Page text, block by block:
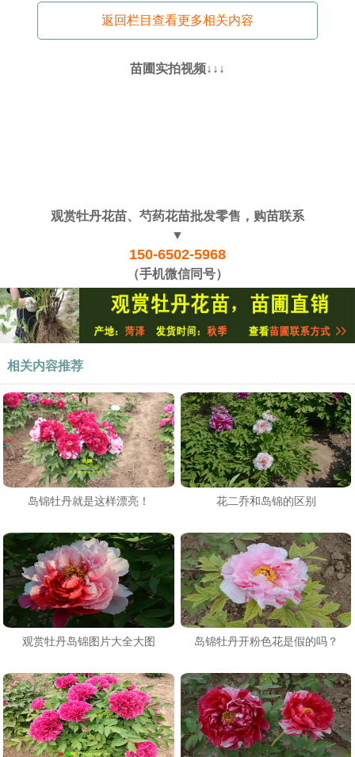
返回栏目查看更多相关内容
苗圃实拍视频↓↓↓
观赏牡丹花苗、芍药花苗批发零售，购苗联系
▼
150-6502-5968
（手机微信同号）
相关内容推荐
岛锦牡丹就是这样漂亮！ 花二乔和岛锦的区别
观赏牡丹岛锦图片大全大图 岛锦牡丹开粉色花是假的吗？